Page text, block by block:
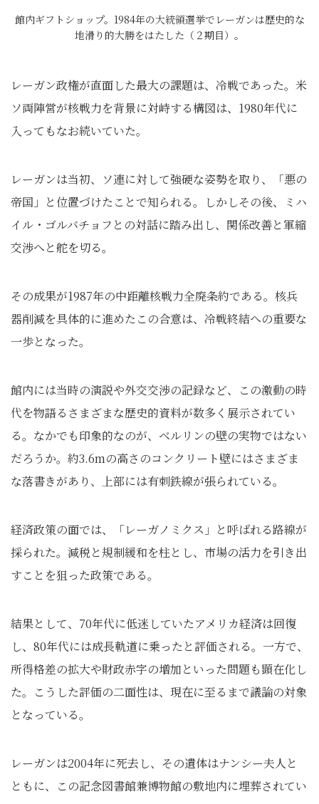
館内ギフトショップ。1984年の大統領選挙でレーガンは歴史的な
地滑り的大勝をはたした（２期目）。
レーガン政権が直面した最大の課題は、冷戦であった。米
ソ両陣営が核戦力を背景に対峙する構図は、1980年代に
入ってもなお続いていた。
レーガンは当初、ソ連に対して強硬な姿勢を取り、「悪の
帝国」と位置づけたことで知られる。しかしその後、ミハ
イル・ゴルバチョフとの対話に踏み出し、関係改善と軍縮
交渉へと舵を切る。
その成果が1987年の中距離核戦力全廃条約である。核兵
器削減を具体的に進めたこの合意は、冷戦終結への重要な
一歩となった。
館内には当時の演説や外交交渉の記録など、この激動の時
代を物語るさまざまな歴史的資料が数多く展示されてい
る。なかでも印象的なのが、ベルリンの壁の実物ではない
だろうか。約3.6mの高さのコンクリート壁にはさまざま
な落書きがあり、上部には有刺鉄線が張られている。
経済政策の面では、「レーガノミクス」と呼ばれる路線が
採られた。減税と規制緩和を柱とし、市場の活力を引き出
すことを狙った政策である。
結果として、70年代に低迷していたアメリカ経済は回復
し、80年代には成長軌道に乗ったと評価される。一方で、
所得格差の拡大や財政赤字の増加といった問題も顕在化し
た。こうした評価の二面性は、現在に至るまで議論の対象
となっている。
レーガンは2004年に死去し、その遺体はナンシー夫人と
ともに、この記念図書館兼博物館の敷地内に埋葬されてい